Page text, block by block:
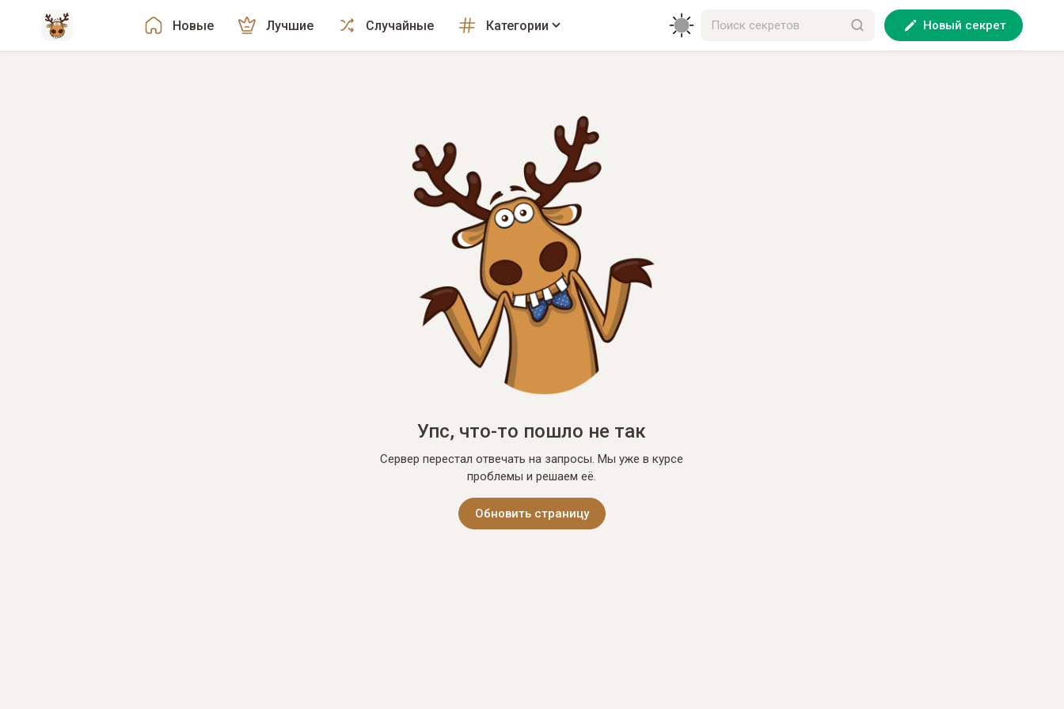
Новые Лучшие Случайные Категории Новый секрет
Упс, что-то пошло не так
Сервер перестал отвечать на запросы. Мы уже в курсе
проблемы и решаем её.
Обновить страницу